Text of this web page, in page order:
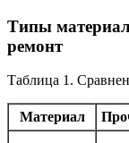
Типы
ремонт
Таблица 1.
Материал